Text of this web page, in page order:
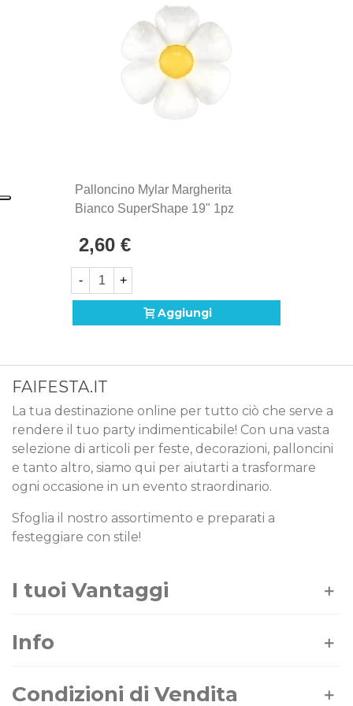
Palloncino Mylar Margherita
Bianco SuperShape 19" 1pz
2,60 €
- +
Aggiungi
FAIFESTA.IT
La tua destinazione online per tutto ciò che serve a
rendere il tuo party indimenticabile! Con una vasta
selezione di articoli per feste, decorazioni, palloncini
e tanto altro, siamo qui per aiutarti a trasformare
ogni occasione in un evento straordinario.
Sfoglia il nostro assortimento e preparati a
festeggiare con stile!
I tuoi Vantaggi
Info
Condizioni di Vendita